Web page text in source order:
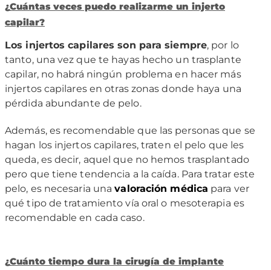
¿Cuántas veces puedo realizarme un injerto
capilar?
Los injertos capilares son para siempre, por lo
tanto, una vez que te hayas hecho un trasplante
capilar, no habrá ningún problema en hacer más
injertos capilares en otras zonas donde haya una
pérdida abundante de pelo.
Además, es recomendable que las personas que se
hagan los injertos capilares, traten el pelo que les
queda, es decir, aquel que no hemos trasplantado
pero que tiene tendencia a la caída. Para tratar este
pelo, es necesaria unavaloración médica para ver
qué tipo de tratamiento vía oral o mesoterapia es
recomendable en cada caso.
¿Cuánto tiempo dura la cirugía de implante